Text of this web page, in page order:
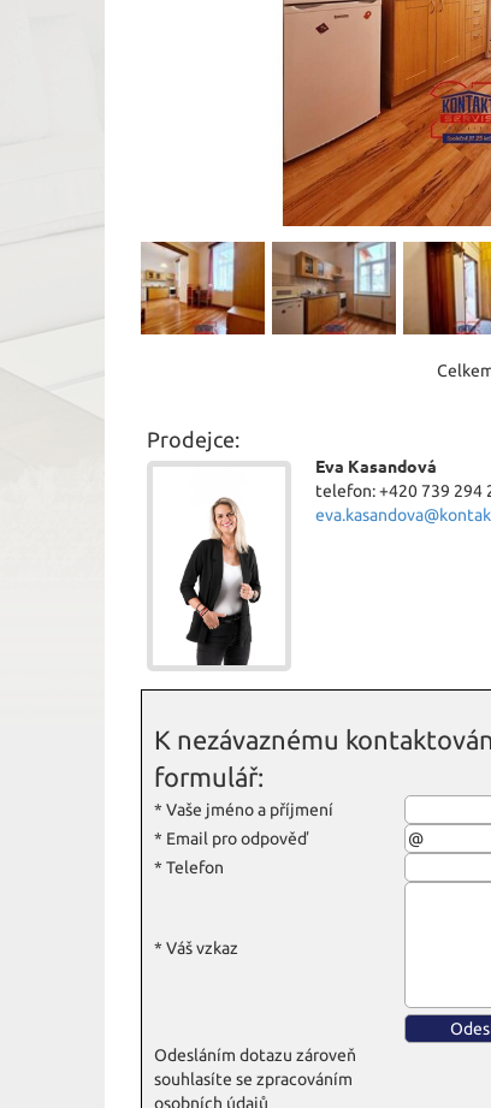
Prodejce:
Eva Kasandová
telefon: +420 739 294
K nezávaznému
formulář:
* Vaše jméno a příjmení
* Email pro odpověď
* Telefon
* Váš vzkaz
Odesláním dotazu zároveň
souhlasíte se zpracováním
osobních údajů